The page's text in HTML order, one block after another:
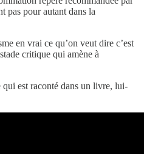
pas pour autant dans la
en vrai ce qu’on veut dire c’est
critique qui amène à
qui est raconté dans un livre, lui-